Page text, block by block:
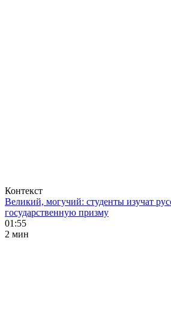
Контекст
Великий, могучий: студенты изучат
государственную призму
01:55
2 мин